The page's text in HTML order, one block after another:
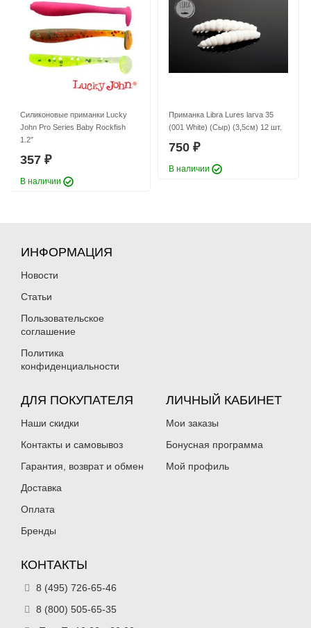
Силиконовые приманки Lucky
John Pro Series Baby Rockfish
1.2″
357 ₽
В наличии
Приманка Libra Lures larva 35
(001 White) (Сыр) (3,5см) 12 шт.
750 ₽
В наличии
ИНФОРМАЦИЯ
Новости
Статьи
Пользовательское
соглашение
Политика
конфиденциальности
ДЛЯ ПОКУПАТЕЛЯ
Наши скидки
Контакты и самовывоз
Гарантия, возврат и обмен
Доставка
Оплата
Бренды
ЛИЧНЫЙ КАБИНЕТ
Мои заказы
Бонусная программа
Мой профиль
КОНТАКТЫ
8 (495) 726-65-46
8 (800) 505-65-35